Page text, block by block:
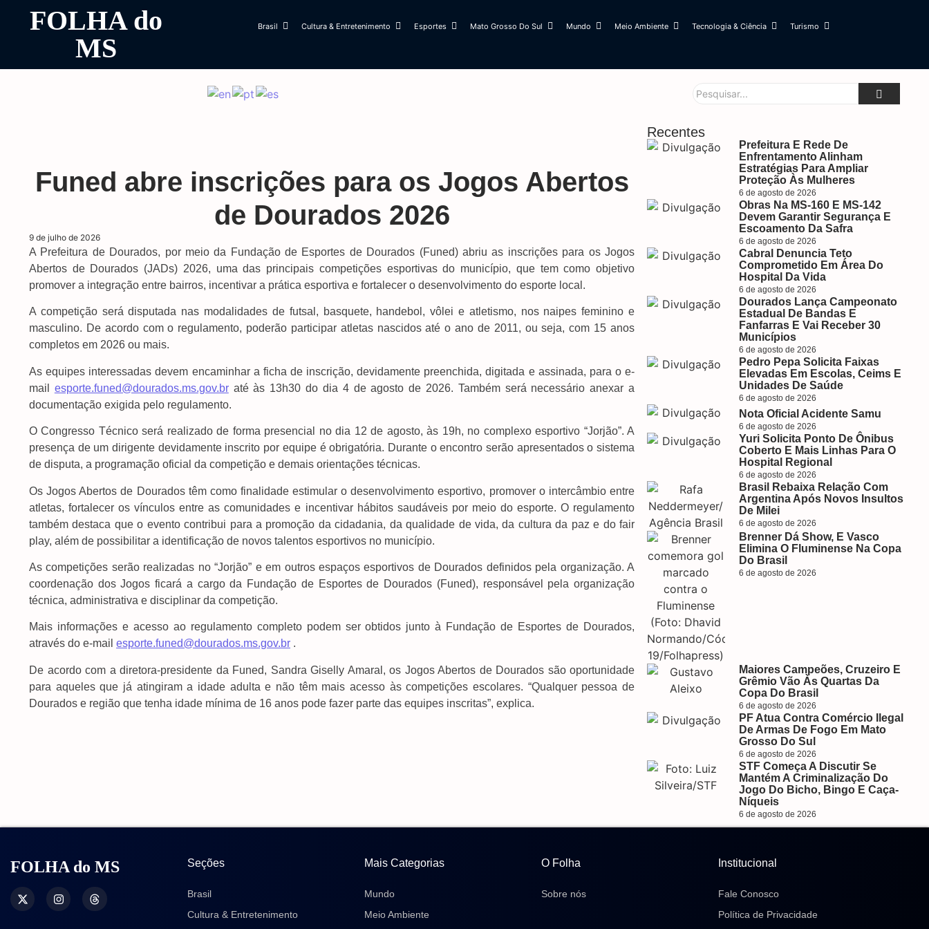
FOLHA do
MS
Brasil Cultura & Entretenimento Esportes Mato Grosso Do Sul Mundo Meio Ambiente Tecnologia & Ciência Turismo
Funed abre inscrições para os Jogos Abertos
de Dourados 2026
9 de julho de 2026
A Prefeitura de Dourados, por meio da Fundação de Esportes de Dourados (Funed) abriu as inscrições para os Jogos
Abertos de Dourados (JADs) 2026, uma das principais competições esportivas do município, que tem como objetivo
promover a integração entre bairros, incentivar a prática esportiva e fortalecer o desenvolvimento do esporte local.
A competição será disputada nas modalidades de futsal, basquete, handebol, vôlei e atletismo, nos naipes feminino e
masculino. De acordo com o regulamento, poderão participar atletas nascidos até o ano de 2011, ou seja, com 15 anos
completos em 2026 ou mais.
As equipes interessadas devem encaminhar a ficha de inscrição, devidamente preenchida, digitada e assinada, para o e-
mail esporte.funed@dourados.ms.gov.braté às 13h30 do dia 4 de agosto de 2026. Também será necessário anexar a
documentação exigida pelo regulamento.
O Congresso Técnico será realizado de forma presencial no dia 12 de agosto, às 19h, no complexo esportivo “Jorjão”. A
presença de um dirigente devidamente inscrito por equipe é obrigatória. Durante o encontro serão apresentados o sistema
de disputa, a programação oficial da competição e demais orientações técnicas.
Os Jogos Abertos de Dourados têm como finalidade estimular o desenvolvimento esportivo, promover o intercâmbio entre
atletas, fortalecer os vínculos entre as comunidades e incentivar hábitos saudáveis por meio do esporte. O regulamento
também destaca que o evento contribui para a promoção da cidadania, da qualidade de vida, da cultura da paz e do fair
play, além de possibilitar a identificação de novos talentos esportivos no município.
As competições serão realizadas no “Jorjão” e em outros espaços esportivos de Dourados definidos pela organização. A
coordenação dos Jogos ficará a cargo da Fundação de Esportes de Dourados (Funed), responsável pela organização
técnica, administrativa e disciplinar da competição.
Mais informações e acesso ao regulamento completo podem ser obtidos junto à Fundação de Esportes de Dourados,
através do e-mail esporte.funed@dourados.ms.gov.br .
De acordo com a diretora-presidente da Funed, Sandra Giselly Amaral, os Jogos Abertos de Dourados são oportunidade
para aqueles que já atingiram a idade adulta e não têm mais acesso às competições escolares. “Qualquer pessoa de
Dourados e região que tenha idade mínima de 16 anos pode fazer parte das equipes inscritas”, explica.
Recentes
Prefeitura E Rede De
Enfrentamento Alinham
Estratégias Para Ampliar
Proteção Às Mulheres
6 de agosto de 2026
Obras Na MS-160 E MS-142
Devem Garantir Segurança E
Escoamento Da Safra
6 de agosto de 2026
Cabral Denuncia Teto
Comprometido Em Área Do
Hospital Da Vida
6 de agosto de 2026
Dourados Lança Campeonato
Estadual De Bandas E
Fanfarras E Vai Receber 30
Municípios
6 de agosto de 2026
Pedro Pepa Solicita Faixas
Elevadas Em Escolas, Ceims E
Unidades De Saúde
6 de agosto de 2026
Nota Oficial Acidente Samu
6 de agosto de 2026
Yuri Solicita Ponto De Ônibus
Coberto E Mais Linhas Para O
Hospital Regional
6 de agosto de 2026
Brasil Rebaixa Relação Com
Argentina Após Novos Insultos
De Milei
6 de agosto de 2026
Brenner Dá Show, E Vasco
Elimina O Fluminense Na Copa
Do Brasil
6 de agosto de 2026
Maiores Campeões, Cruzeiro E
Grêmio Vão Às Quartas Da
Copa Do Brasil
6 de agosto de 2026
PF Atua Contra Comércio Ilegal
De Armas De Fogo Em Mato
Grosso Do Sul
6 de agosto de 2026
STF Começa A Discutir Se
Mantém A Criminalização Do
Jogo Do Bicho, Bingo E Caça-
Níqueis
6 de agosto de 2026
FOLHA do MS Seções
Brasil
Cultura & Entretenimento
Mais Categorias
Mundo
Meio Ambiente
O Folha
Sobre nós
Institucional
Fale Conosco
Política de Privacidade